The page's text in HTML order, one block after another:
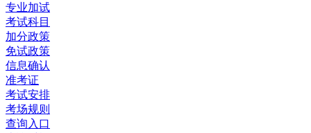
专业加试
考试科目
加分政策
免试政策
信息确认
准考证
考试安排
考场规则
查询入口